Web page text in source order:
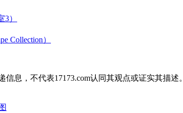
3）
Collection）
信息，不代表17173.com认同其观点或证实其描述。